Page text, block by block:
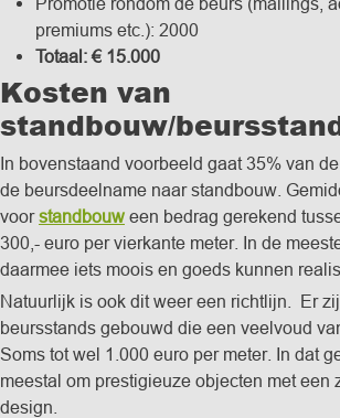
premiums etc.): 2000
Totaal:€ 15.000
Kosten van
standbouw/
In bovenstaand voorbeeld gaat 35% van
de beursdeelname naar standbouw.
voorstandbouw een bedrag gerekend
300,- euro per vierkante meter. In de
daarmee iets moois en goeds kunnen
Natuurlijk is ook dit weer een richtlijn. Er
beursstands gebouwd die een veelvoud
Soms tot wel 1.000 euro per meter. In dat
meestal om prestigieuze objecten met een
design.